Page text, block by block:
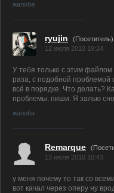
жалоба
ryujin
(Посетитель)
12 июля 2010 19:24
У тебя только с этим
раза, с подобной проблемой
всё в порядке. Что делать?
проблемы, пиши. Я залью
жалоба
Remarque
13 июля 2010 10:43
у меня почему то так со
вот качал через оперу ну